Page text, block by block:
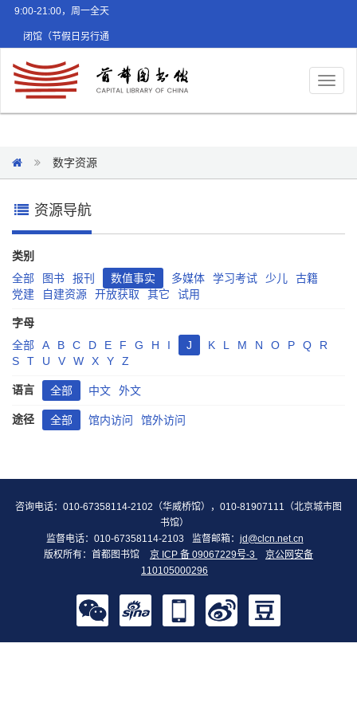
9:00-21:00，周一全天
闭馆（节假日另行通
数字资源
资源导航
类别
全部
图书 报刊 数值事实 多媒体 学习考试 少儿
古籍
党建
自建资源 开放获取 其它 试用
字母
全部
A B C D E F G H I J K L M N O P Q
R
S
T U V W X Y Z
语言 全部 中文 外文
途径 全部 馆内访问 馆外访问
咨询电话：010-67358114-2102（华威桥馆），010-81907111（北京城市图
书馆）
监督电话：010-67358114-2103
监督邮箱： jd@clcn.net.cn
版权所有：首都图书馆
京 ICP 备 09067229号-3
京公网安备
110105000296